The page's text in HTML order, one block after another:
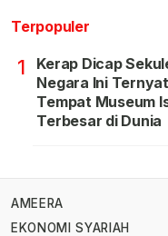
Terpopuler
1
Kerap Dicap
Negara Ini
Tempat Museum
Terbesar di Dunia
AMEERA
EKONOMI SYARIAH